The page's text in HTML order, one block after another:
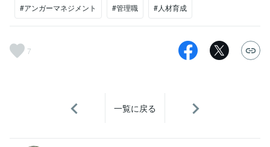
#アンガーマネジメント #管理職 #人材育成
7
一覧に戻る